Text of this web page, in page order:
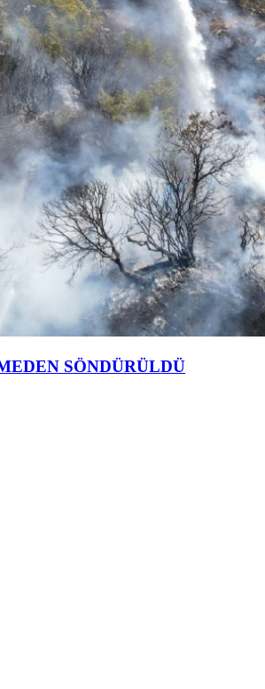
SÖNDÜRÜLDÜ